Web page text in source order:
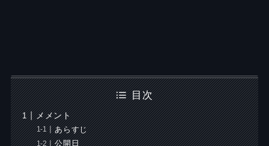
目次
メメント
あらすじ
公開日